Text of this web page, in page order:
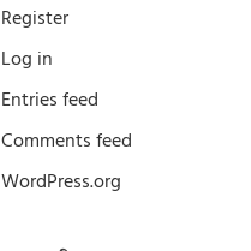
Register
Log in
Entries feed
Comments feed
WordPress.org